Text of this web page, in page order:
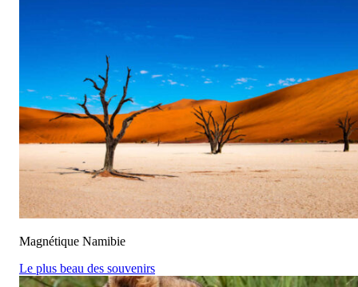
Magnétique Namibie
Le plus beau des souvenirs